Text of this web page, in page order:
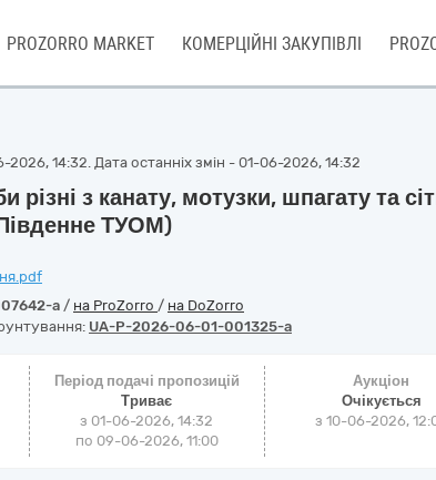
PROZORRO MARKET КОМЕРЦІЙНІ ЗАКУПІВЛІ
14:32. Дата останніх змін - 01-06-2026, 14:32
з канату, мотузки, шпагату та
ТУОМ)
a/ на ProZorro / на DoZorro
UA-P-2026-06-01-001325-a
Період подачі пропозицій
Триває
з 01-06-2026, 14:32
по 09-06-2026, 11:00
Аукціон
Очікується
з 10-06-2026,